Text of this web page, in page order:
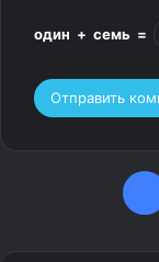
один + семь =